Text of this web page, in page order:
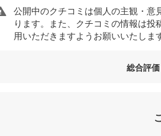
公開中のクチコミは個人の主観・意
ります。また、クチコミの情報は
用いただきますようお願いいたします
総合評価